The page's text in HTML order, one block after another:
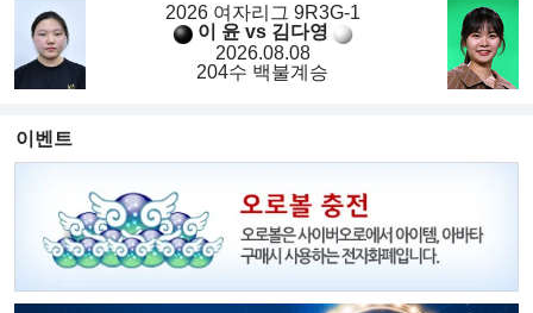
2026 여자리그 9R3G-1
이 윤 vs 김다영
2026.08.08
204수 백불계승
이벤트